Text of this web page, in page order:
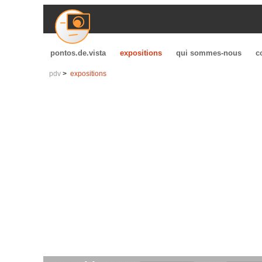
pontos.de.vista expositions qui sommes-nous
pdv expositions